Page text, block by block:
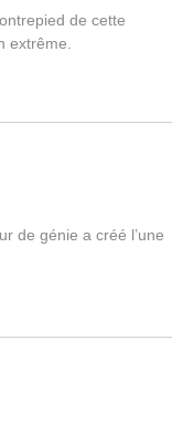
de cette
extrême.
de génie a créé l’une